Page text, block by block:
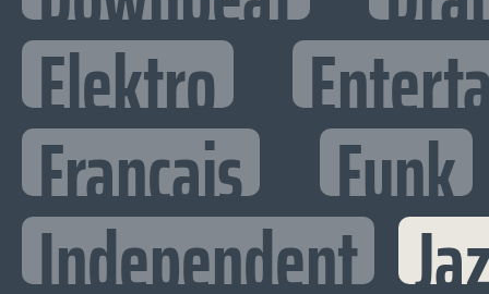
Elektro
Francais Funk
Independent